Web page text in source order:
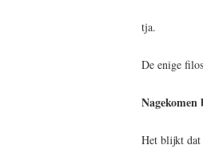
tja.
De enige
Het blijkt dat